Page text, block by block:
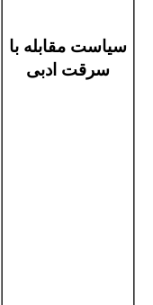
سیاست مقابله با
سرقت ادبی